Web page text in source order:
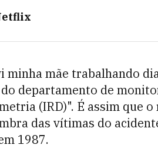
minha mãe trabalhando
departamento de
(IRD)". É assim que
das vítimas do
1987.